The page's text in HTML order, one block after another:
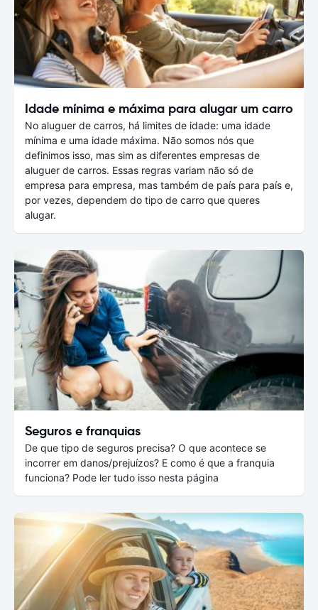
Idade mínima e máxima para alugar um carro
No aluguer de carros, há limites de idade: uma idade
mínima e uma idade máxima. Não somos nós que
definimos isso, mas sim as diferentes empresas de
aluguer de carros. Essas regras variam não só de
empresa para empresa, mas também de país para país e,
por vezes, dependem do tipo de carro que queres
alugar.
Seguros e franquias
De que tipo de seguros precisa? O que acontece se
incorrer em danos/prejuízos? E como é que a franquia
funciona? Pode ler tudo isso nesta página